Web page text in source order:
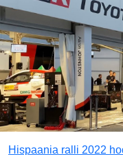
Hispaania ralli 2022